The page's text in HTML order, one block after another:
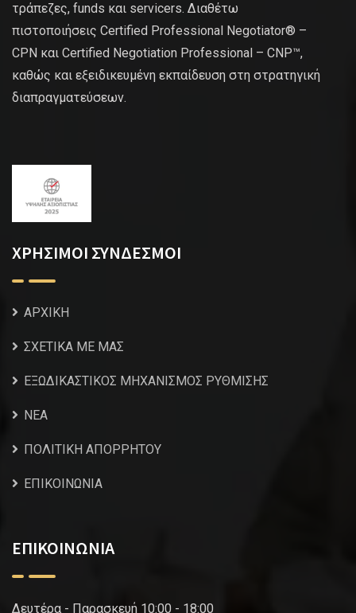
τράπεζες, funds και servicers. Διαθέτω
πιστοποιήσεις Certified Professional Negotiator® –
CPN και Certified Negotiation Professional – CNP™,
καθώς και εξειδικευμένη εκπαίδευση στη στρατηγική
διαπραγματεύσεων.
ΧΡΗΣΙΜΟΙ ΣΥΝΔΕΣΜΟΙ
ΑΡΧΙΚΗ
ΣΧΕΤΙΚΑ ΜΕ ΜΑΣ
ΕΞΩΔΙΚΑΣΤΙΚΟΣ ΜΗΧΑΝΙΣΜΟΣ ΡΥΘΜΙΣΗΣ
NEA
ΠΟΛΙΤΙΚΗ ΑΠΟΡΡΗΤΟΥ
ΕΠΙΚΟΙΝΩΝΙΑ
ΕΠΙΚΟΙΝΩΝΙΑ
Δευτέρα - Παρασκευή 10:00 - 18:00